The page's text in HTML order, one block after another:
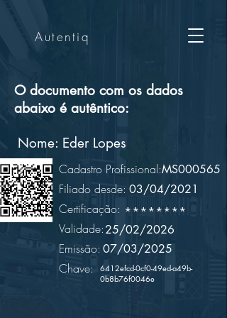
Autentiq
O documento com os dados
abaixo é autêntico:
Nome:
Cadastro Profissional:
Filiado desde:
Certificação:
Validade:
Emissão:
Chave:
6412efcd-0cf0-49ed-a49b-
0b8b76f0046e
25/02/2026
Eder Lopes
07/03/2025
********
03/04/2021
MS000565